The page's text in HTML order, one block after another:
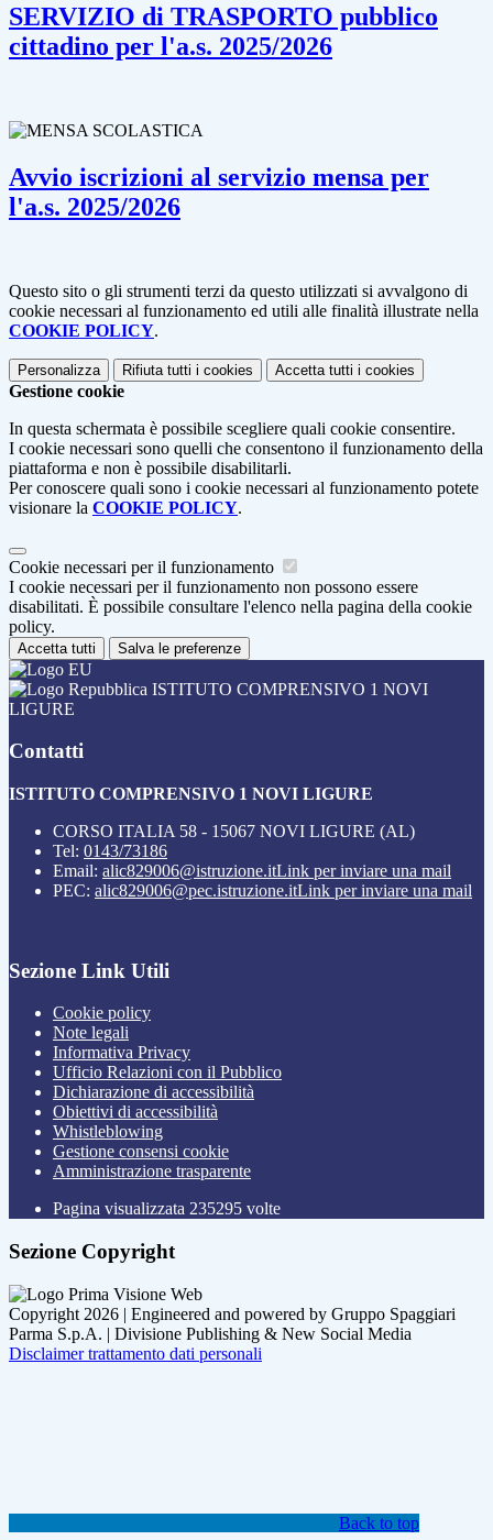
SERVIZIO di TRASPORTO pubblico
cittadino per l'a.s. 2025/2026
Avvio iscrizioni al servizio mensa per
l'a.s. 2025/2026
Questo sito o gli strumenti terzi da questo utilizzati si avvalgono di
cookie necessari al funzionamento ed utili alle finalità illustrate nella
COOKIE POLICY.
Personalizza Rifiuta tutti i cookies Accetta tutti i cookies
Gestione cookie
In questa schermata è possibile scegliere quali cookie consentire.
I cookie necessari sono quelli che consentono il funzionamento della
piattaforma e non è possibile disabilitarli.
Per conoscere quali sono i cookie necessari al funzionamento potete
visionare la COOKIE POLICY.
Cookie necessari per il funzionamento
I cookie necessari per il funzionamento non possono essere
disabilitati. È possibile consultare l'elenco nella pagina della cookie
policy.
Accetta tutti Salva le preferenze
ISTITUTO COMPRENSIVO 1 NOVI
LIGURE
Contatti
ISTITUTO COMPRENSIVO 1 NOVI LIGURE
CORSO ITALIA 58 - 15067 NOVI LIGURE (AL)
Tel: 0143/73186
Email: alic829006@istruzione.itLink per inviare una mail
PEC: alic829006@pec.istruzione.itLink per inviare una mail
Sezione Link Utili
Cookie policy
Note legali
Informativa Privacy
Ufficio Relazioni con il Pubblico
Dichiarazione di accessibilità
Obiettivi di accessibilità
Whistleblowing
Gestione consensi cookie
Amministrazione trasparente
Pagina visualizzata 235295 volte
Sezione Copyright
Copyright 2026 | Engineered and powered by Gruppo Spaggiari
Parma S.p.A. | Divisione Publishing & New Social Media
Disclaimer trattamento dati personali
Back to top